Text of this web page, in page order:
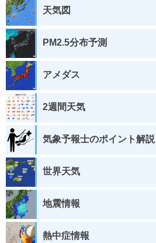
天気図
PM2.5分布予測
アメダス
2週間天気
気象予報士のポイント解説
世界天気
地震情報
熱中症情報